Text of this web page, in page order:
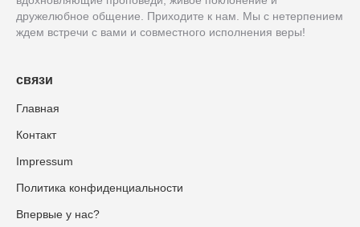
дружелюбное общение. Приходите к нам. Мы с нетерпением
ждем встречи с вами и совместного исполнения веры!
связи
Главная
Контакт
Impressum
Политика конфиденциальности
Впервые у нас?